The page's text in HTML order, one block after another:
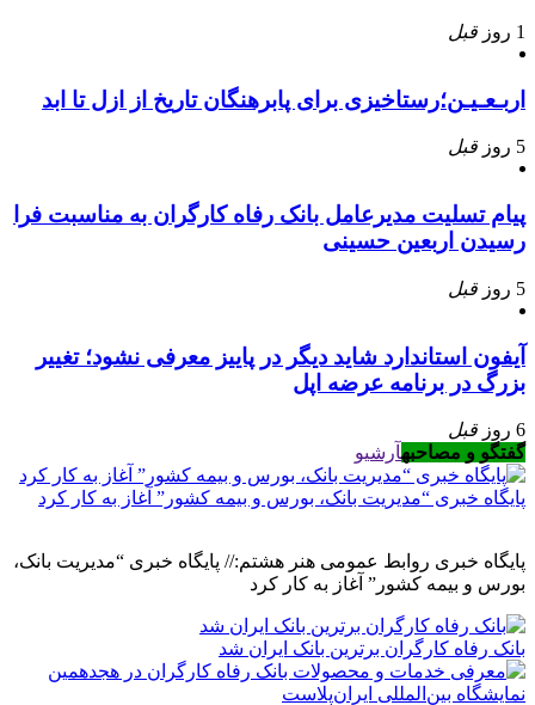
1 روز قبل
اربـعـیـن؛رستاخیزی برای پابرهنگان تاریخ از ازل تا ابد
5 روز قبل
پیام تسلیت مدیرعامل بانک رفاه کارگران به مناسبت فرا
رسیدن اربعین حسینی
5 روز قبل
آیفون استاندارد شاید دیگر در پاییز معرفی نشود؛ تغییر
بزرگ در برنامه عرضه اپل
6 روز
قبل
گفتگو و مصاحبهآرشیو
پایگاه خبری “مدیریت بانک، بورس و بیمه کشور” آغاز به کار کرد
پایگاه خبری روابط عمومی هنر هشتم:// پایگاه خبری “مدیریت بانک،
بورس و بیمه کشور” آغاز به کار کرد
بانک رفاه کارگران برترین بانک ایران شد